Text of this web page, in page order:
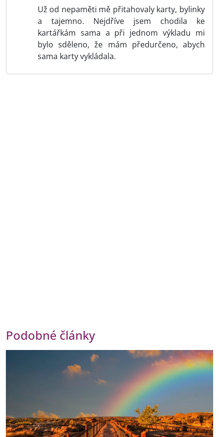
Už od nepaměti mě přitahovaly karty, bylinky
a tajemno. Nejdříve jsem chodila ke
kartářkám sama a při jednom výkladu mi
bylo sděleno, že mám předurčeno, abych
sama karty vykládala.
Podobné články